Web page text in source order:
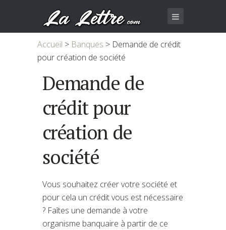
Accueil > Banques > Demande de crédit
pour création de société
Demande de
crédit pour
création de
société
Vous souhaitez créer votre société et
pour cela un crédit vous est nécessaire
? Faîtes une demande à votre
organisme banquaire à partir de ce